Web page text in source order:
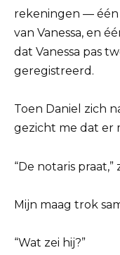
rekeningen — één
van Vanessa, en
dat Vanessa pas
geregistreerd.
Toen Daniel zich
gezicht me dat er
“De notaris praat,”
Mijn maag trok
“Wat zei hij?”